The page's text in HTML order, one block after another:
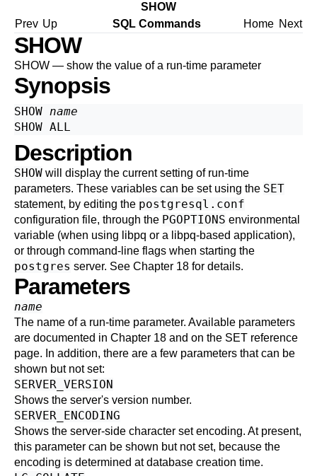
SHOW
Prev Up SQL Commands Home Next
SHOW
SHOW — show the value of a run-time parameter
Synopsis
SHOW name
Description
SHOW will display the current setting of run-time
parameters. These variables can be set using the SET
statement, by editing the postgresql.conf
configuration file, through the PGOPTIONS environmental
variable (when using libpq or a libpq-based application),
or through command-line flags when starting the
postgres server. See Chapter 18 for details.
Parameters
name
The name of a run-time parameter. Available parameters
are documented in Chapter 18 and on the SET reference
page. In addition, there are a few parameters that can be
shown but not set:
SERVER_VERSION
Shows the server's version number.
SERVER_ENCODING
Shows the server-side character set encoding. At present,
this parameter can be shown but not set, because the
encoding is determined at database creation time.